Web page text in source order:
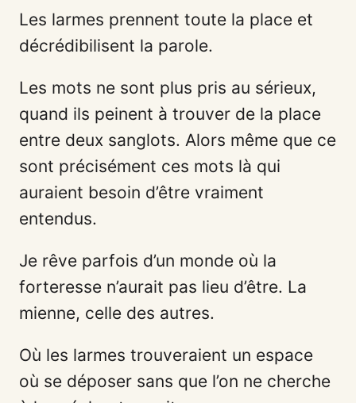
Les larmes prennent toute la place et
décrédibilisent la parole.
Les mots ne sont plus pris au sérieux,
quand ils peinent à trouver de la place
entre deux sanglots. Alors même que ce
sont précisément ces mots là qui
auraient besoin d’être vraiment
entendus.
Je rêve parfois d’un monde où la
forteresse n’aurait pas lieu d’être. La
mienne, celle des autres.
Où les larmes trouveraient un espace
où se déposer sans que l’on ne cherche